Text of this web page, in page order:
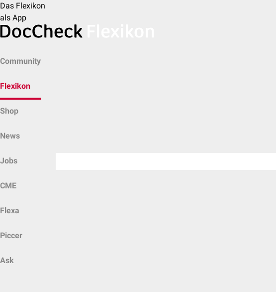
Das Flexikon
als App
Community
Flexikon
Shop
News
Jobs
CME
Flexa
Piccer
Ask